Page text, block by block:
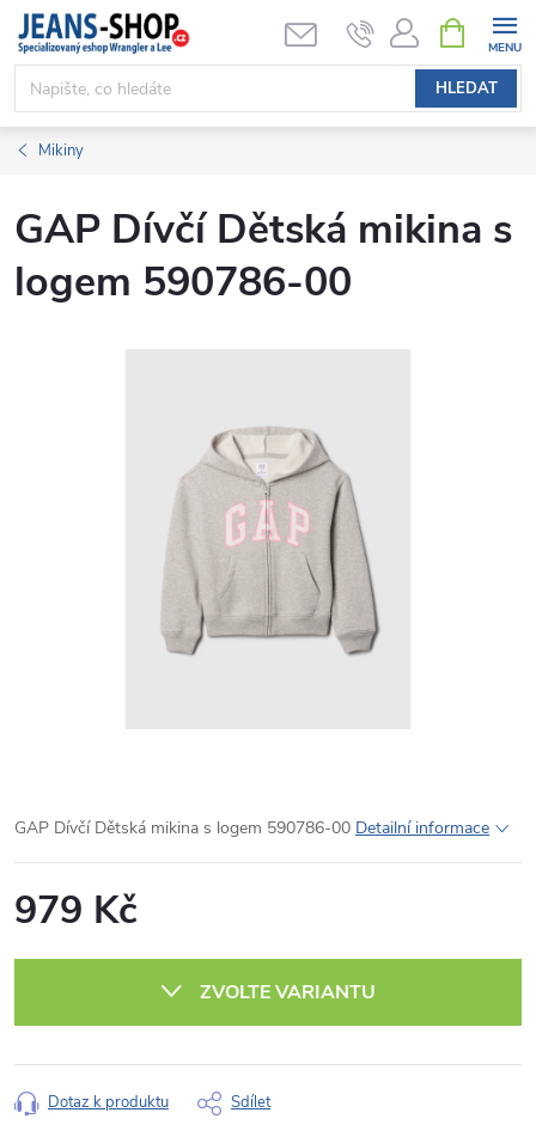
Přejít
obsah
HLEDAT
NÁKUPNÍ
KOŠÍK
Mikiny
GAP Dívčí Dětská mikina s
logem 590786-00
GAP Dívčí Dětská mikina s logem 590786-00 Detailní informace
979 Kč
ZVOLTE VARIANTU
Dotaz k produktu Sdílet